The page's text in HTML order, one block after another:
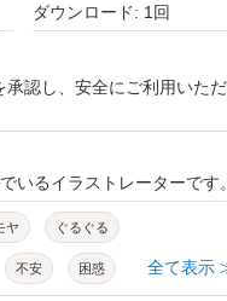
ダウンロード: 1回
承認し、安全にご利用いただ
いるイラストレーターです
ヤ ぐるぐる
不安 困惑 全て表示